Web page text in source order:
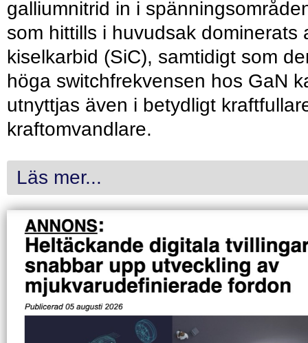
galliumnitrid in i
som hittills i huvudsak dominerats
kiselkarbid (SiC), samtidigt som
höga switchfrekvensen hos GaN
utnyttjas även i betydligt
kraftomvandlare.
Läs mer...